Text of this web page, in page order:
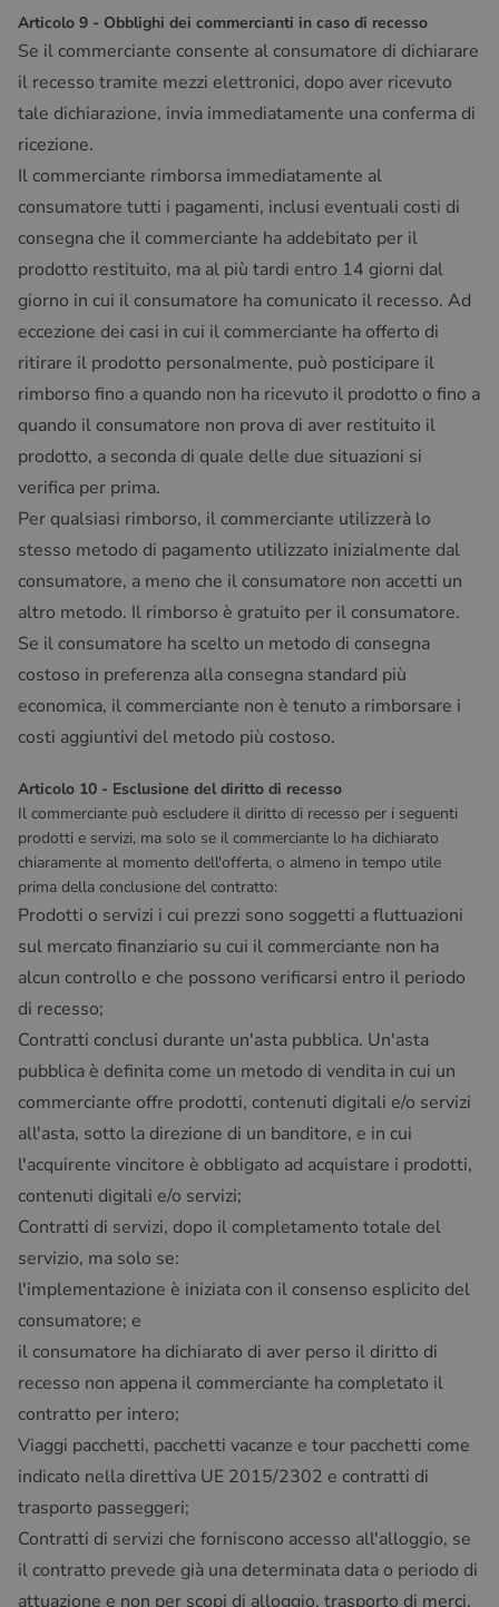
Articolo 9 - Obblighi dei commercianti in caso di recesso
Se il commerciante consente al consumatore di dichiarare
il recesso tramite mezzi elettronici, dopo aver ricevuto
tale dichiarazione, invia immediatamente una conferma di
ricezione.
Il commerciante rimborsa immediatamente al
consumatore tutti i pagamenti, inclusi eventuali costi di
consegna che il commerciante ha addebitato per il
prodotto restituito, ma al più tardi entro 14 giorni dal
giorno in cui il consumatore ha comunicato il recesso. Ad
eccezione dei casi in cui il commerciante ha offerto di
ritirare il prodotto personalmente, può posticipare il
rimborso fino a quando non ha ricevuto il prodotto o fino a
quando il consumatore non prova di aver restituito il
prodotto, a seconda di quale delle due situazioni si
verifica per prima.
Per qualsiasi rimborso, il commerciante utilizzerà lo
stesso metodo di pagamento utilizzato inizialmente dal
consumatore, a meno che il consumatore non accetti un
altro metodo. Il rimborso è gratuito per il consumatore.
Se il consumatore ha scelto un metodo di consegna
costoso in preferenza alla consegna standard più
economica, il commerciante non è tenuto a rimborsare i
costi aggiuntivi del metodo più costoso.
Articolo 10 - Esclusione del diritto di recesso
Il commerciante può escludere il diritto di recesso per i seguenti
prodotti e servizi, ma solo se il commerciante lo ha dichiarato
chiaramente al momento dell'offerta, o almeno in tempo utile
prima della conclusione del contratto:
Prodotti o servizi i cui prezzi sono soggetti a fluttuazioni
sul mercato finanziario su cui il commerciante non ha
alcun controllo e che possono verificarsi entro il periodo
di recesso;
Contratti conclusi durante un'asta pubblica. Un'asta
pubblica è definita come un metodo di vendita in cui un
commerciante offre prodotti, contenuti digitali e/o servizi
all'asta, sotto la direzione di un banditore, e in cui
l'acquirente vincitore è obbligato ad acquistare i prodotti,
contenuti digitali e/o servizi;
Contratti di servizi, dopo il completamento totale del
servizio, ma solo se:
l'implementazione è iniziata con il consenso esplicito del
consumatore; e
il consumatore ha dichiarato di aver perso il diritto di
recesso non appena il commerciante ha completato il
contratto per intero;
Viaggi pacchetti, pacchetti vacanze e tour pacchetti come
indicato nella direttiva UE 2015/2302 e contratti di
trasporto passeggeri;
Contratti di servizi che forniscono accesso all'alloggio, se
il contratto prevede già una determinata data o periodo di
attuazione e non per scopi di alloggio, trasporto di merci,